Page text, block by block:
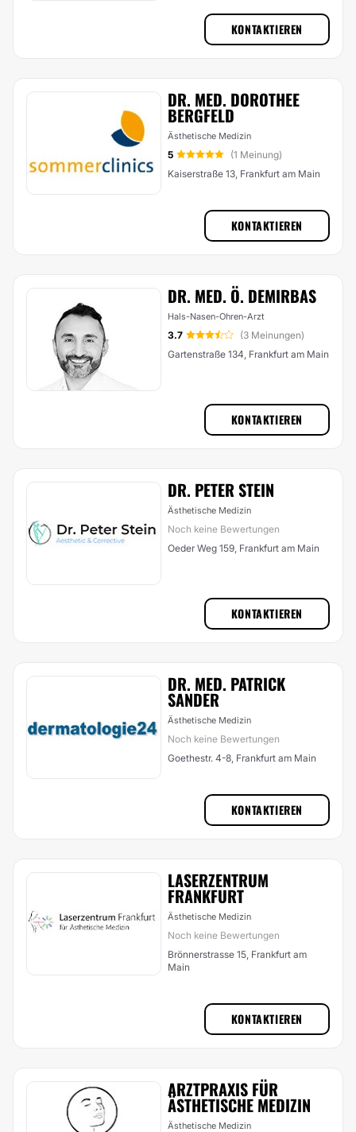
KONTAKTIEREN
DR. MED. DOROTHEE
BERGFELD
Ästhetische Medizin
5
(1 Meinung)
Kaiserstraße 13, Frankfurt am Main
KONTAKTIEREN
DR. MED. Ö. DEMIRBAS
Hals-Nasen-Ohren-Arzt
3.7
(3 Meinungen)
Gartenstraße 134, Frankfurt am Main
KONTAKTIEREN
DR. PETER STEIN
Ästhetische Medizin
Noch keine Bewertungen
Oeder Weg 159, Frankfurt am Main
KONTAKTIEREN
DR. MED. PATRICK
SANDER
Ästhetische Medizin
Noch keine Bewertungen
Goethestr. 4-8, Frankfurt am Main
KONTAKTIEREN
LASERZENTRUM
FRANKFURT
Ästhetische Medizin
Noch keine Bewertungen
Brönnerstrasse 15, Frankfurt am
Main
KONTAKTIEREN
ARZTPRAXIS FÜR
ÄSTHETISCHE MEDIZIN
Ästhetische Medizin